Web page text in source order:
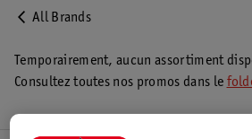
All Brands
Temporairement, aucun assortiment
Consultez toutes nos promos dans le